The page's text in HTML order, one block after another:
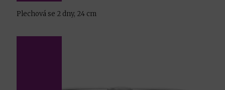
Plechová se 2 dny, 24 cm